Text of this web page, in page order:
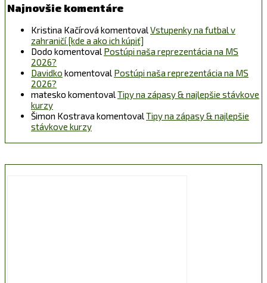
Najnovšie komentáre
Kristina Kačírová komentovalVstupenky na futbal v
zahraničí [kde a ako ich kúpiť]
Dodo komentoval Postúpi naša reprezentácia na MS
2026?
Davidko komentoval Postúpi naša reprezentácia na MS
2026?
matesko komentovalTipy na zápasy & najlepšie stávkove
kurzy
Šimon Kostrava komentovalTipy na zápasy & najlepšie
stávkove kurzy